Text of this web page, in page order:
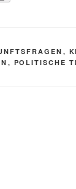
,
, POLITISCHE